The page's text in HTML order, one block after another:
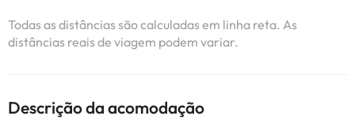
Todas as distâncias são calculadas em linha reta. As
distâncias reais de viagem podem variar.
Descrição da acomodação